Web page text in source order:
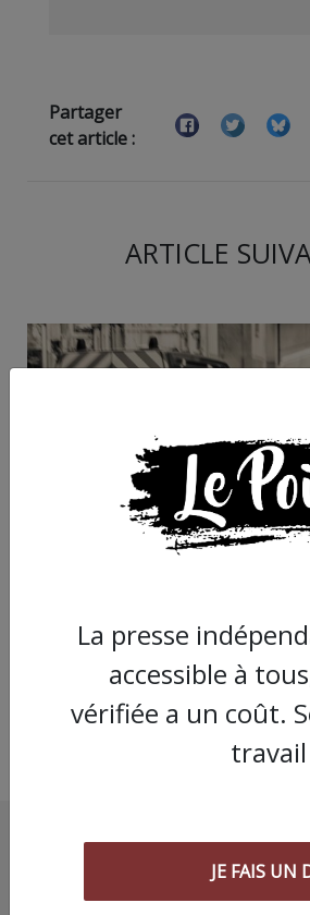
Partager
cet article :
ARTICLE
La presse
accessible à
vérifiée a un coût.
JE FAIS UN